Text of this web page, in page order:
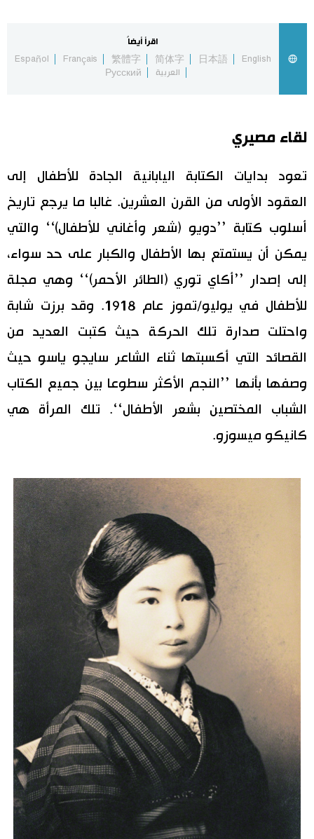
ثقافة
طوكيو
اقرأ أيضاً
English
日本語
简体字
繁體字
Français
Español
العربية
Русский
لقاء مصيري
تعود بدايات الكتابة اليابانية الجادة للأطفال إلى
العقود الأولى من القرن العشرين. غالبا ما يرجع تاريخ
أسلوب كتابة ’’دويو (شعر وأغاني للأطفال)‘‘ والتي
يمكن أن يستمتع بها الأطفال والكبار على حد سواء،
إلى إصدار ’’أكاي توري (الطائر الأحمر)‘‘ وهي مجلة
للأطفال في يوليو/تموز عام 1918. وقد برزت شابة
واحتلت صدارة تلك الحركة حيث كتبت العديد من
القصائد التي أكسبتها ثناء الشاعر سايجو ياسو حيث
وصفها بأنها ’’النجم الأكثر سطوعا بين جميع الكتاب
الشباب المختصين بشعر الأطفال‘‘. تلك المرأة هي
كانيكو ميسوزو.